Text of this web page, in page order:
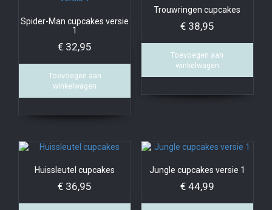
Spider-Man cupcakes versie
1
€ 32,95
Toevoegen aan
winkelwagen
Trouwringen cupcakes
€38,95
Toevoegen aan
winkelwagen
Huissleutel cupcakes
€ 36,95
Jungle cupcakes versie 1
€44,99